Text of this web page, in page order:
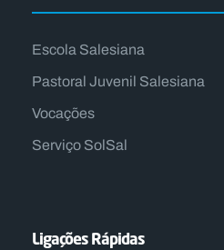
Escola Salesiana
Pastoral Juvenil Salesiana
Vocações
Serviço SolSal
Ligações Rápidas